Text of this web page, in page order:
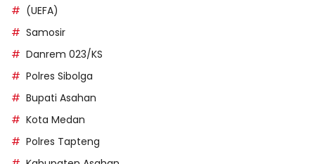
(UEFA)
Samosir
Danrem 023/KS
Polres Sibolga
Bupati Asahan
Kota Medan
Polres Tapteng